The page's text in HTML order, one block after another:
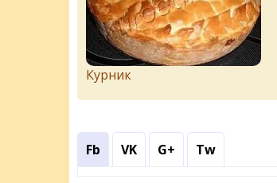
Курник
Fb VK G+ Tw